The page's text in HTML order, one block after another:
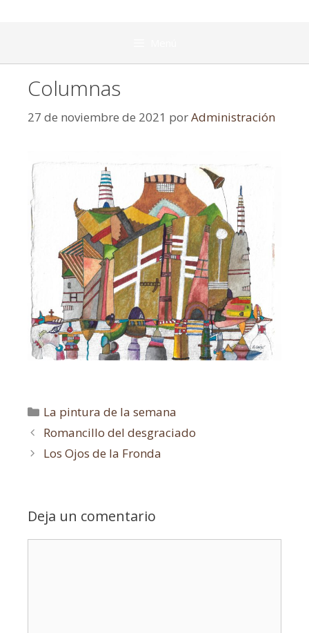
Columnas
27 de noviembre de 2021 porAdministración
La pintura de la semana
Romancillo del desgraciado
Los Ojos de la Fronda
Deja un comentario